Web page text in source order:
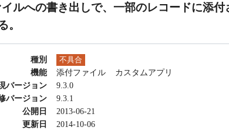
ルへの書き出しで、一部のレコードに添
。
種別 不具合
機能 添付ファイル
カスタムアプリ
バージョン
9.3.0
バージョン
9.3.1
公開日
2013-06-21
更新日
2014-10-06